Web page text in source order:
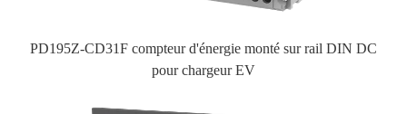
PD195Z-CD31F compteur d'énergie monté sur rail DIN DC
pour chargeur EV